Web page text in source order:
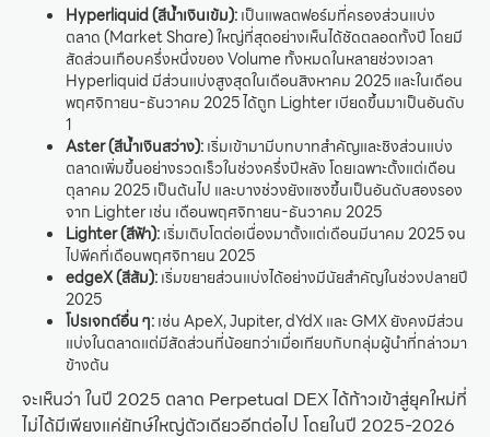
Hyperliquid (สีน้ำเงินเข้ม):เป็นแพลตฟอร์มที่ครองส่วนแบ่ง
ตลาด (Market Share) ใหญ่ที่สุดอย่างเห็นได้ชัดตลอดทั้งปี โดยมี
สัดส่วนเกือบครึ่งหนึ่งของ Volume ทั้งหมดในหลายช่วงเวลา
Hyperliquid มีส่วนแบ่งสูงสุดในเดือนสิงหาคม 2025 และในเดือน
พฤศจิกายน-ธันวาคม 2025 ได้ถูก Lighter เบียดขึ้นมาเป็นอันดับ
1
Aster (สีน้ำเงินสว่าง):เริ่มเข้ามามีบทบาทสำคัญและชิงส่วนแบ่ง
ตลาดเพิ่มขึ้นอย่างรวดเร็วในช่วงครึ่งปีหลัง โดยเฉพาะตั้งแต่เดือน
ตุลาคม 2025 เป็นต้นไป และบางช่วงยังแซงขึ้นเป็นอันดับสองรอง
จาก Lighter เช่น เดือนพฤศจิกายน-ธันวาคม 2025
Lighter (สีฟ้า):เริ่มเติบโตต่อเนื่องมาตั้งแต่เดือนมีนาคม 2025 จน
ไปพีคที่เดือนพฤศจิกายน 2025
edgeX (สีส้ม):เริ่มขยายส่วนแบ่งได้อย่างมีนัยสำคัญในช่วงปลายปี
2025
โปรเจกต์อื่น ๆ:เช่น ApeX, Jupiter, dYdX และ GMX ยังคงมีส่วน
แบ่งในตลาดแต่มีสัดส่วนที่น้อยกว่าเมื่อเทียบกับกลุ่มผู้นำที่กล่าวมา
ข้างต้น
จะเห็นว่า ในปี 2025 ตลาด Perpetual DEX ได้ก้าวเข้าสู่ยุคใหม่ที่
ไม่ได้มีเพียงแค่ยักษ์ใหญ่ตัวเดียวอีกต่อไป โดยในปี 2025-2026